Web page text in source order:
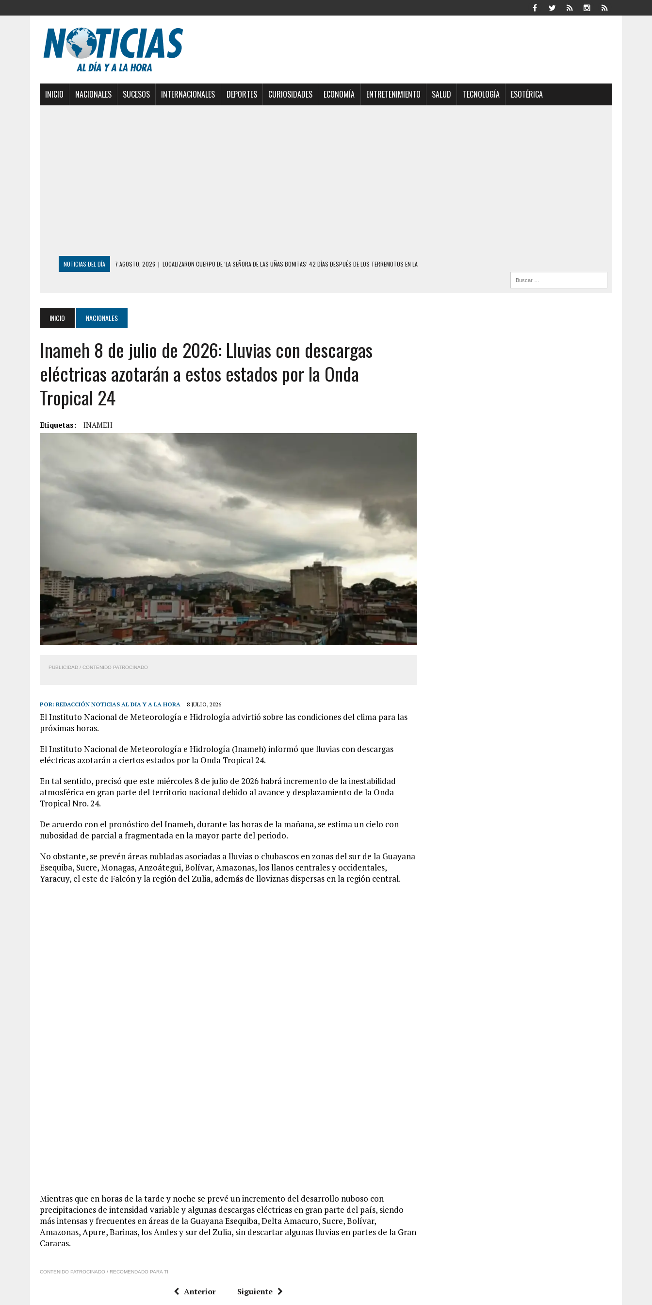
INICIO NACIONALES SUCESOS INTERNACIONALES DEPORTES CURIOSIDADES ECONOMÍA ENTRETENIMIENTO SALUD TECNOLOGÍA ESOTÉRICA
NOTICIAS DEL DÍA 6 AGOSTO, 2026 | MISTERIOSA MUERTE DE MODELO EN MONAGAS: HALLARON EL CUERPO DENTRO DE SU CASA
5 AGOSTO, 2026 | HORROR EN BARINAS: UN HOMBRE INDUJO AL SUICIDIO A UNA ADOLESCENTE DE 13 AÑOS TRAS ABUSAR DE ELLA
3 AGOSTO, 2026
LA INCREÍBLE FORMA EN LA QUE SOBREVIVIÓ UN HOMBRE Y SU FAMILIA TRAS LOS TERREMOTOS: CAYERON DESDE EL PISO NUEVE DEL
EDIFICIO PETUNIA
7 AGOSTO, 2026
FUGA DE GAS GENERÓ EXPLOSIÓN EN LOCAL COMERCIAL DE CHACAO
7 AGOSTO, 2026
HOMBRE ASESINÓ A SU TÍA CON UN PUÑAL Y DEJÓ HERIDAS A SU PRIMA Y A OTRO FAMILIAR EN BOLÍVAR
7 AGOSTO, 2026
YARACUY: ASESINARON DOS HOMBRES EL MISMO DÍA EN SECTORES VECINOS
7 AGOSTO, 2026 | LOCALIZARON CUERPO DE ‘LA SEÑORA DE LAS UÑAS BONITAS’ 42 DÍAS DESPUÉS DE LOS TERREMOTOS EN LA GUAIRA
INICIO NACIONALES
Inameh 8 de julio de 2026: Lluvias con descargas
eléctricas azotarán a estos estados por la Onda
Tropical 24
Etiquetas: INAMEH
PUBLICIDAD / CONTENIDO PATROCINADO
POR: REDACCIÓN NOTICIAS AL DIA Y A LA HORA 8 JULIO, 2026
El Instituto Nacional de Meteorología e Hidrología advirtió sobre las condiciones del clima para las
próximas horas.
El Instituto Nacional de Meteorología e Hidrología (Inameh) informó que lluvias con descargas
eléctricas azotarán a ciertos estados por la Onda Tropical 24.
En tal sentido, precisó que este miércoles 8 de julio de 2026 habrá incremento de la inestabilidad
atmosférica en gran parte del territorio nacional debido al avance y desplazamiento de la Onda
Tropical Nro. 24.
De acuerdo con el pronóstico del Inameh, durante las horas de la mañana, se estima un cielo con
nubosidad de parcial a fragmentada en la mayor parte del periodo.
No obstante, se prevén áreas nubladas asociadas a lluvias o chubascos en zonas del sur de la Guayana
Esequiba, Sucre, Monagas, Anzoátegui, Bolívar, Amazonas, los llanos centrales y occidentales,
Yaracuy, el este de Falcón y la región del Zulia, además de lloviznas dispersas en la región central.
Mientras que en horas de la tarde y noche se prevé un incremento del desarrollo nuboso con
precipitaciones de intensidad variable y algunas descargas eléctricas en gran parte del país, siendo
más intensas y frecuentes en áreas de la Guayana Esequiba, Delta Amacuro, Sucre, Bolívar,
Amazonas, Apure, Barinas, los Andes y sur del Zulia, sin descartar algunas lluvias en partes de la Gran
Caracas.
CONTENIDO PATROCINADO / RECOMENDADO PARA TI
Anterior Siguiente